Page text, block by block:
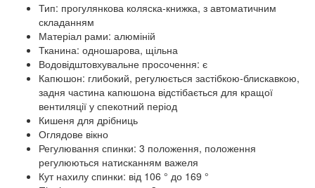
Тип: прогулянкова коляска-книжка, з автоматичним
складанням
Матеріал рами: алюміній
Тканина: одношарова, щільна
Водовідштовхувальне просочення: є
Капюшон: глибокий, регулюється застібкою-блискавкою,
задня частина капюшона відстібається для кращої
вентиляції у спекотний період
Кишеня для дрібниць
Оглядове вікно
Регулювання спинки: 3 положення, положення
регулюються натисканням важеля
Кут нахилу спинки: від 106 ° до 169 °